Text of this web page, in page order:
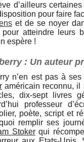
d’ailleurs
pour faire
et de se noyer
pour atteindre leurs
espère !
: Un auteur
n’en est pas à
américain reconnu,
dix-sept livres
professeur
poète, script et
remplir ses
Stokerqui